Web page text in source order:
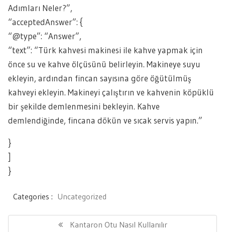
Adımları Neler?”,
“acceptedAnswer”: {
“@type”: “Answer”,
“text”: “Türk kahvesi makinesi ile kahve yapmak için
önce su ve kahve ölçüsünü belirleyin. Makineye suyu
ekleyin, ardından fincan sayısına göre öğütülmüş
kahveyi ekleyin. Makineyi çalıştırın ve kahvenin köpüklü
bir şekilde demlenmesini bekleyin. Kahve
demlendiğinde, fincana dökün ve sıcak servis yapın.”
}
]
}
Categories : Uncategorized
Previous
Kantaron Otu Nasıl Kullanılır